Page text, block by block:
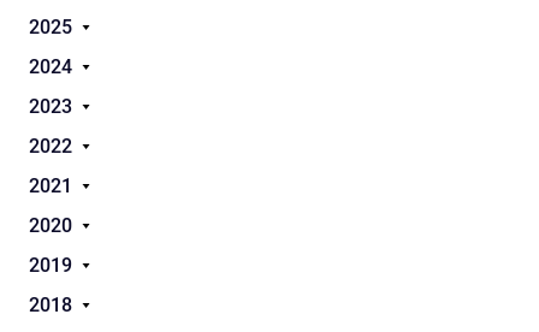
2025
2024
2023
2022
2021
2020
2019
2018